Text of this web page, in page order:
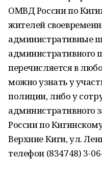
ОМВД России по
жителей
административные
административного
перечисляется в
можно узнать у
полиции, либо у
административного
России по
Верхние Киги, ул.
телефон (834748) 3-